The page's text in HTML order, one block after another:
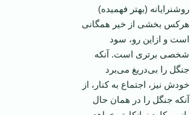
روشنرايانه (بهتر فهميده)
هرکس بخشی از خير همگانی
است و ازاين رو، سود
شخصی برتری است. آنکه
جنگل را بی‌دريغ می‌برد
خودش نيز، اجتماع به کنار، از
آنکه جنگل را در همان حال